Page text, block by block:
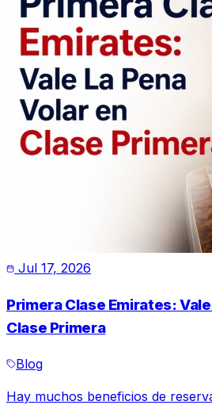
Jul 17, 2026
Primera Clase Emirates:
Clase Primera
Blog
Hay muchos beneficios de